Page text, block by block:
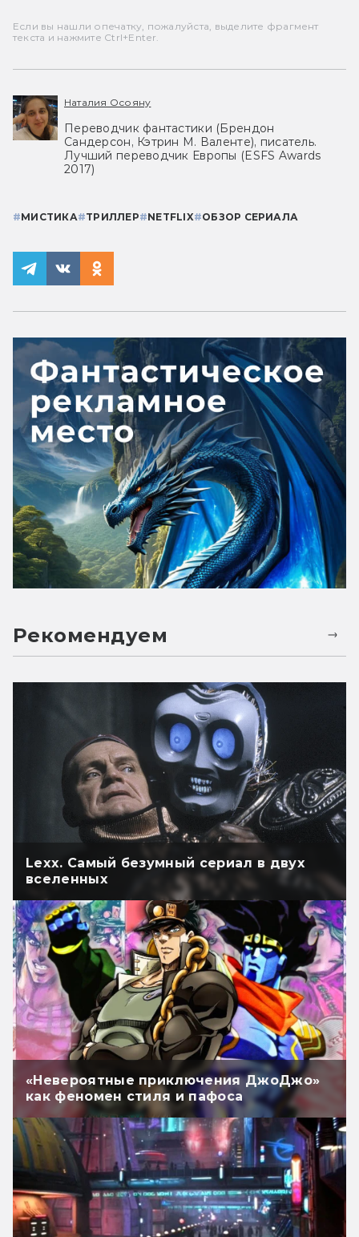
Если вы нашли опечатку, пожалуйста, выделите фрагмент
текста и нажмите Ctrl+Enter.
Наталия Осояну
Переводчик фантастики (Брендон
Сандерсон, Кэтрин М. Валенте), писатель.
Лучший переводчик Европы (ESFS Awards
2017)
#МИСТИКА#ТРИЛЛЕР#NETFLIX#ОБЗОР СЕРИАЛА
Рекомендуем
Lexx. Самый безумный сериал в двух
вселенных
«Невероятные приключения ДжоДжо»
как феномен стиля и пафоса